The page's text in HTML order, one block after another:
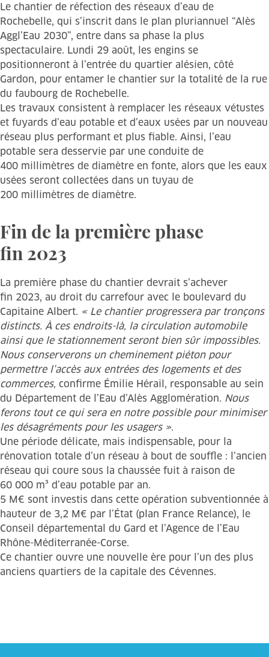
Le chantier de réfection des réseaux d’eau de
Rochebelle, qui s’inscrit dans le plan pluriannuel “Alès
Aggl’Eau 2030”, entre dans sa phase la plus
spectaculaire. Lundi 29 août, les engins se
positionneront à l’entrée du quartier alésien, côté
Gardon, pour entamer le chantier sur la totalité de la rue
du faubourg de Rochebelle.
Les travaux consistent à remplacer les réseaux vétustes
et fuyards d’eau potable et d’eaux usées par un nouveau
réseau plus performant et plus fiable. Ainsi, l’eau
potable sera desservie par une conduite de
400 millimètres de diamètre en fonte, alors que les eaux
usées seront collectées dans un tuyau de
200 millimètres de diamètre.
Fin de la première phase
fin 2023
La première phase du chantier devrait s’achever
fin 2023, au droit du carrefour avec le boulevard du
Capitaine Albert. « Le chantier progressera par tronçons
distincts. À ces endroits-là, la circulation automobile
ainsi que le stationnement seront bien sûr impossibles.
Nous conserverons un cheminement piéton pour
permettre l’accès aux entrées des logements et des
commerces, confirme Émilie Hérail, responsable au sein
du Département de l’Eau d’Alès Agglomération. Nous
ferons tout ce qui sera en notre possible pour minimiser
les désagréments pour les usagers ».
Une période délicate, mais indispensable, pour la
rénovation totale d’un réseau à bout de souffle : l’ancien
réseau qui coure sous la chaussée fuit à raison de
60 000 m³ d’eau potable par an.
5 M€ sont investis dans cette opération subventionnée à
hauteur de 3,2 M€ par l’État (plan France Relance), le
Conseil départemental du Gard et l’Agence de l’Eau
Rhône-Méditerranée-Corse.
Ce chantier ouvre une nouvelle ère pour l’un des plus
anciens quartiers de la capitale des Cévennes.